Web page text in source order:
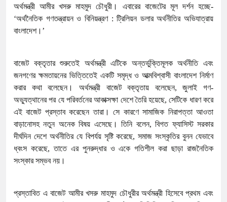
অর্থমন্ত্রী আমীর খসরু মাহমুদ চৌধুরী। এবারের বাজেটের মূল দর্শন হচ্ছে-
‘অর্থনৈতিক গণতন্ত্রায়ন ও বিনিয়ন্ত্রণ : ট্রিলিয়ন ডলার অর্থনীতির অভিযাত্রায়
বাংলাদেশ।’
বাজেট বক্তৃতার শুরুতেই অর্থমন্ত্রী এটিকে অন্তর্ভুক্তিমূলক অর্থনীতি এবং
জনগণের ক্ষমতায়নের ভিত্তিতেই একটি সমৃদ্ধ ও আত্মবিশ্বাসী বাংলাদেশ নির্মাণ
করার কথা বলেছেন। অর্থমন্ত্রী বাজেট বক্তৃতায় বলেছেন, জুলাই গণ-
অভ্যুত্থানের পর যে পরিবর্তনের আকাক্সক্ষা দেশে তৈরি হয়েছে, সেটিকে ধারণ করে
এই বাজেট প্রস্তাব করেছেন তারা। সে কারণে সামাজিক নিরাপত্তা আওতা
বাড়ানোসহ নতুন অনেক বিষয় এসেছে। তিনি বলেন, বিগত ফ্যাসিস্ট সরকার
দীর্ঘদিন দেশে অর্থনীতির যে বিপর্যয় সৃষ্টি করেছে, সমাজ সংস্কৃতির বুনন যেভাবে
ধ্বংস করেছে, তাতে এর পুনরুদ্ধার ও একে গতিশীল করা ছাড়া রাজনৈতিক
সংস্কার সম্ভব নয়।
প্রস্তাবিত এ বাজেট আমীর খসরু মাহমুদ চৌধুরীর অর্থমন্ত্রী হিসেবে প্রথম এবং